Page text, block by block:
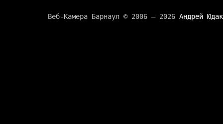
Веб-Камера Барнаул © 2006 — 2026 Андрей